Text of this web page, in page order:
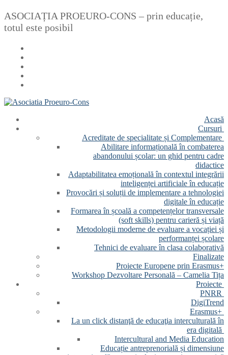
Sari
conținut
Meniu
Închide
ASOCIAȚIA PROEURO-CONS – prin educație,
totul este posibil
Acasă
Cursuri
Acreditate de specialitate și Complementare
Abilitare informațională în combaterea
abandonului școlar: un ghid pentru cadre
didactice
Adaptabilitatea emoțională în contextul integrării
inteligenței artificiale în educație
Provocări și soluții de implementare a tehnologiei
digitale în educație
Formarea în școală a competențelor transversale
(soft skills) pentru carieră și viață
Metodologii moderne de evaluare a vocației și
performanței școlare
Tehnici de evaluare în clasa colaborativă
Finalizate
Proiecte Europene prin Erasmus+
Workshop Dezvoltare Personală – Camelia Tița
Proiecte
PNRR
DigiTrend
Erasmus+
La un click distanţă de educaţia interculturală în
era digitală
Intercultural and Media Education
Educație antreprenorială și dimensiune